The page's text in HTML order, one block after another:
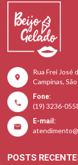
Rua Frei José
Campinas,
Fone:
(19) 3236-
E-mail:
POSTS